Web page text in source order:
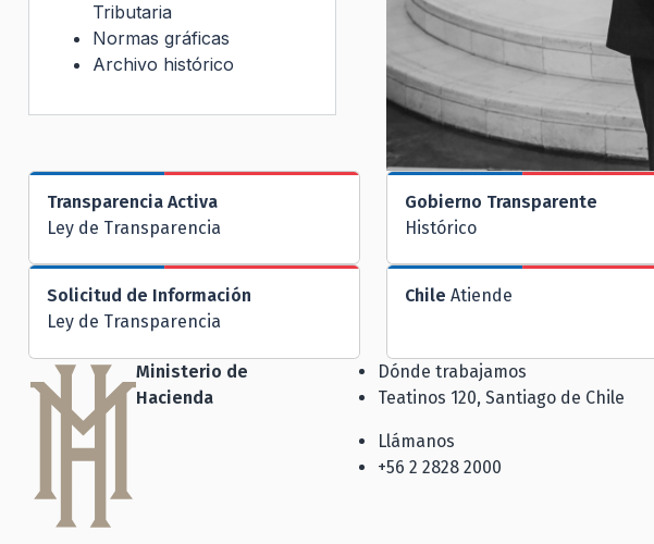
Tributaria
Normas gráficas
Archivo histórico
Transparencia Activa
Ley de Transparencia
Gobierno Transparente
Histórico
Solicitud de Información
Ley de Transparencia
Chile Atiende
Ministerio de
Hacienda
Dónde trabajamos
Teatinos 120, Santiago de Chile
Llámanos
+56 2 2828 2000